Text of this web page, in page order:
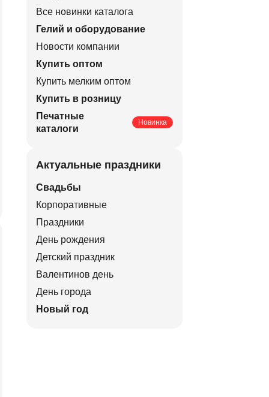
Все новинки каталога
Гелий и оборудование
Новости компании
Купить оптом
Купить мелким оптом
Купить в розницу
Печатные
каталоги
Новинка
Актуальные праздники
Свадьбы
Корпоративные
Праздники
День рождения
Детский праздник
Валентинов день
День города
Новый год